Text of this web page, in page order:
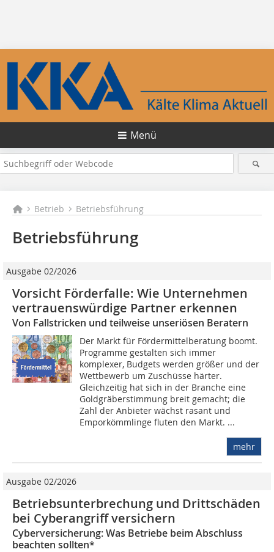
Menü
Betrieb Betriebsführung
Betriebsführung
Ausgabe 02/2026
Vorsicht Förderfalle: Wie Unternehmen
vertrauens­würdige Partner erkennen
Von Fallstricken und teilweise unseriösen Beratern
Der Markt für Fördermittelberatung boomt.
Programme gestalten sich immer
komplexer, Budgets werden größer und der
Wettbewerb um Zuschüsse härter.
Gleichzeitig hat sich in der Branche eine
Goldgräberstimmung breit gemacht; die
Zahl der Anbieter wächst rasant und
Emporkömmlinge fluten den Markt. ...
mehr
Ausgabe 02/2026
Betriebsunterbrechung und Drittschäden
bei Cyberangriff versichern
Cyberversicherung: Was Betriebe beim Abschluss
beachten sollten*